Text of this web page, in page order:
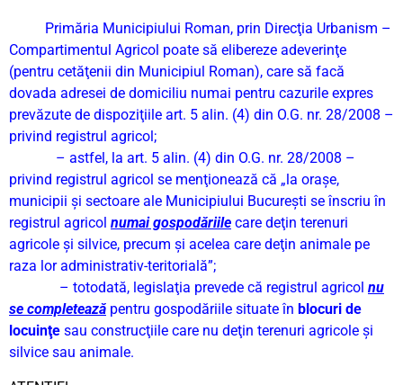
Primăria Municipiului Roman, prin Direcţia Urbanism –
Compartimentul Agricol poate să elibereze adeverinţe
(pentru cetăţenii din Municipiul Roman), care să facă
dovada adresei de domiciliu numai pentru cazurile expres
prevăzute de dispoziţiile art. 5 alin. (4) din O.G. nr. 28/2008 –
privind registrul agricol;
– astfel, la art. 5 alin. (4) din O.G. nr. 28/2008 –
privind registrul agricol se menţionează că „la oraşe,
municipii şi sectoare ale Municipiului Bucureşti se înscriu în
registrul agricol numai gospodăriile care deţin terenuri
agricole şi silvice, precum şi acelea care deţin animale pe
raza lor administrativ-teritorială”;
– totodată, legislaţia prevede că registrul agricol nu
se completează pentru gospodăriile situate în blocuri de
locuinţe sau construcţiile care nu deţin terenuri agricole şi
silvice sau animale.